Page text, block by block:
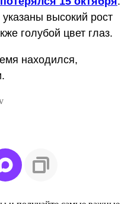
высокий рост
голубой цвет глаз.
находился,